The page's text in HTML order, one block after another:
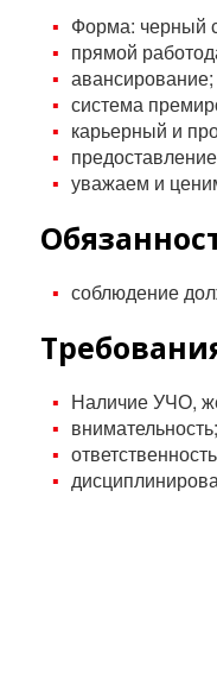
Форма: черный
прямой
авансирование;
система
карьерный и
уважаем и
соблюдение
Наличие УЧО,
внимательность;